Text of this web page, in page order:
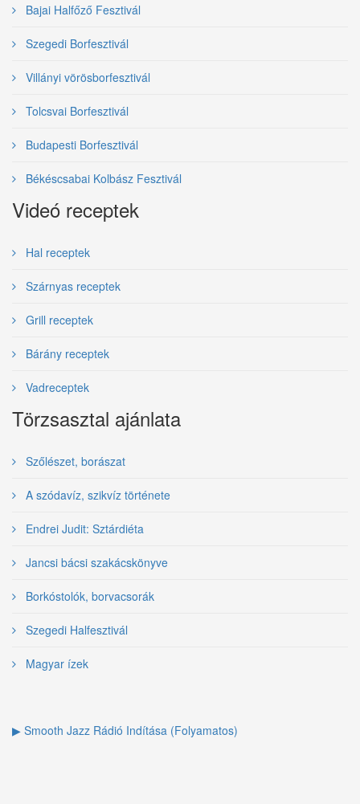
Bajai Halfőző Fesztivál
Szegedi Borfesztivál
Villányi vörösborfesztivál
Tolcsvai Borfesztivál
Budapesti Borfesztivál
Békéscsabai Kolbász Fesztivál
Videó receptek
Hal receptek
Szárnyas receptek
Grill receptek
Bárány receptek
Vadreceptek
Törzsasztal ajánlata
Szőlészet, borászat
A szódavíz, szikvíz története
Endrei Judit: Sztárdiéta
Jancsi bácsi szakácskönyve
Borkóstolók, borvacsorák
Szegedi Halfesztivál
Magyar ízek
▶ Smooth Jazz Rádió Indítása (Folyamatos)